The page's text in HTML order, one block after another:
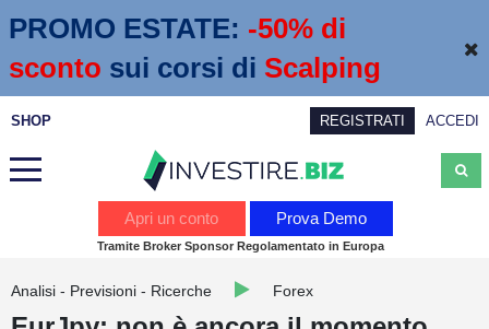
PROMO ESTATE: -50% di
sconto sui corsi di Scalping
SHOP REGISTRATI ACCEDI
Apri un conto Prova Demo
Tramite Broker Sponsor Regolamentato in Europa
Analisi - Previsioni - Ricerche Forex